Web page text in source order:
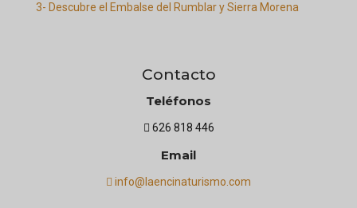
3- Descubre el Embalse del Rumblar y Sierra Morena
Contacto
Teléfonos
626 818 446
Email
info@laencinaturismo.com